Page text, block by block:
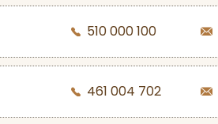
510 000 100
461 004 702